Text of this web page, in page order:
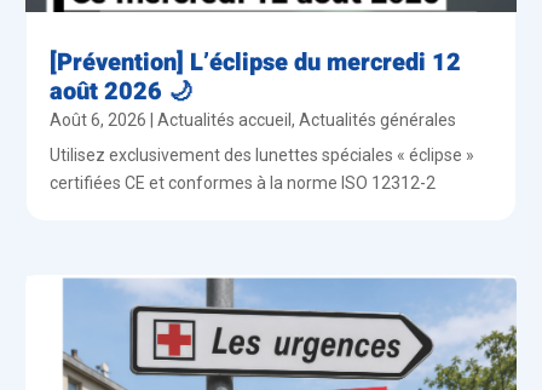
[Prévention] L’éclipse du mercredi 12
août 2026 🌙
Août 6, 2026 |Actualités accueil,Actualités générales
Utilisez exclusivement des lunettes spéciales « éclipse »
certifiées CE et conformes à la norme ISO 12312-2